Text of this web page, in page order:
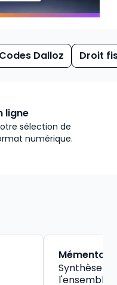
Codes Dalloz Droit
ligne
sélection de
numérique.
BEST-SELLER
Mémento
Synthèse
l'ensemble